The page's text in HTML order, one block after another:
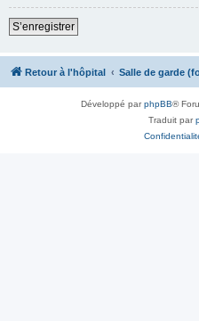
S’enregistrer
Retour à l'hôpital Salle de garde
Développé parphpBB®
Traduit par